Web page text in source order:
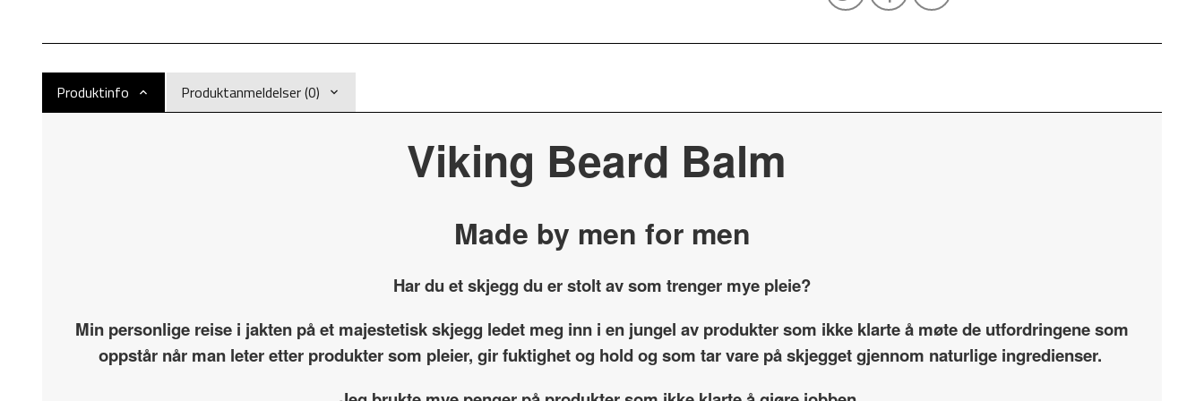
Produktinfo Produktanmeldelser (0)
Viking Beard Balm
Made by men for men
Har du et skjegg du er stolt av som trenger mye pleie?
Min personlige reise i jakten på et majestetisk skjegg ledet meg inn i en jungel av produkter som ikke klarte å møte de utfordringene som
oppstår når man leter etter produkter som pleier, gir fuktighet og hold og som tar vare på skjegget gjennom naturlige ingredienser.